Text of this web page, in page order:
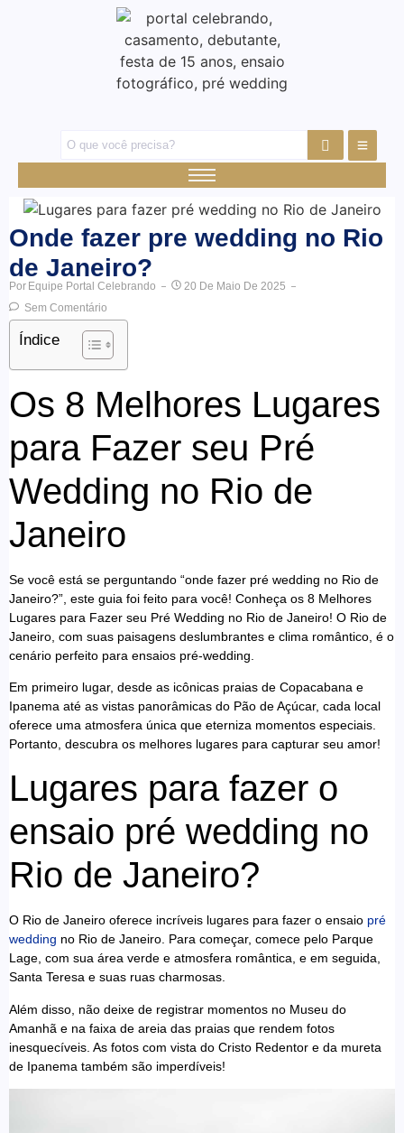
Onde fazer pre wedding no Rio
de Janeiro?
Por Equipe Portal Celebrando
20 De Maio De 2025
Sem Comentário
Índice
Os 8 Melhores Lugares
para Fazer seu Pré
Wedding no Rio de
Janeiro
Se você está se perguntando “onde fazer pré wedding no Rio de
Janeiro?”, este guia foi feito para você! Conheça os 8 Melhores
Lugares para Fazer seu Pré Wedding no Rio de Janeiro! O Rio de
Janeiro, com suas paisagens deslumbrantes e clima romântico, é o
cenário perfeito para ensaios pré-wedding.
Em primeiro lugar, desde as icônicas praias de Copacabana e
Ipanema até as vistas panorâmicas do Pão de Açúcar, cada local
oferece uma atmosfera única que eterniza momentos especiais.
Portanto, descubra os melhores lugares para capturar seu amor!
Lugares para fazer o
ensaio pré wedding no
Rio de Janeiro?
O Rio de Janeiro oferece incríveis lugares para fazer o ensaio pré
wedding no Rio de Janeiro. Para começar, comece pelo Parque
Lage, com sua área verde e atmosfera romântica, e em seguida,
Santa Teresa e suas ruas charmosas.
Além disso, não deixe de registrar momentos no Museu do
Amanhã e na faixa de areia das praias que rendem fotos
inesquecíveis. As fotos com vista do Cristo Redentor e da mureta
de Ipanema também são imperdíveis!